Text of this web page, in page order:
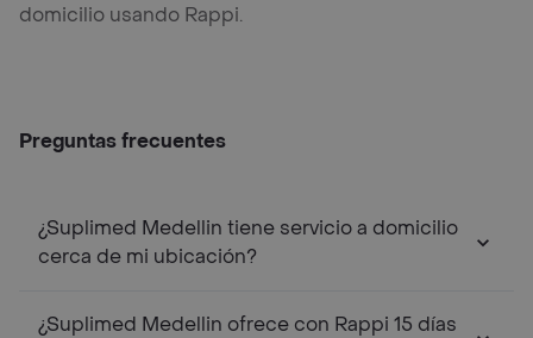
domicilio usando Rappi.
Preguntas frecuentes
¿Suplimed Medellin tiene servicio a domicilio
cerca de mi ubicación?
¿Suplimed Medellin ofrece con Rappi 15 días